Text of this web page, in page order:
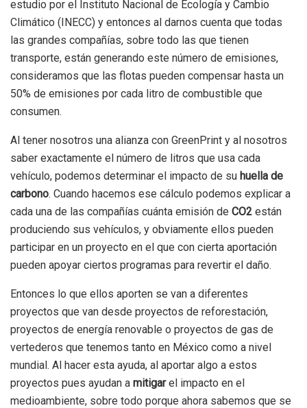
estudio por el Instituto Nacional de Ecología y Cambio
Climático (INECC) y entonces al darnos cuenta que todas
las grandes compañías, sobre todo las que tienen
transporte, están generando este número de emisiones,
consideramos que las flotas pueden compensar hasta un
50% de emisiones por cada litro de combustible que
consumen.
Al tener nosotros una alianza con GreenPrint y al nosotros
saber exactamente el número de litros que usa cada
vehículo, podemos determinar el impacto de su huella de
carbono. Cuando hacemos ese cálculo podemos explicar a
cada una de las compañías cuánta emisión de CO2 están
produciendo sus vehículos, y obviamente ellos pueden
participar en un proyecto en el que con cierta aportación
pueden apoyar ciertos programas para revertir el daño.
Entonces lo que ellos aporten se van a diferentes
proyectos que van desde proyectos de reforestación,
proyectos de energía renovable o proyectos de gas de
vertederos que tenemos tanto en México como a nivel
mundial. Al hacer esta ayuda, al aportar algo a estos
proyectos pues ayudan a mitigarel impacto en el
medioambiente, sobre todo porque ahora sabemos que se